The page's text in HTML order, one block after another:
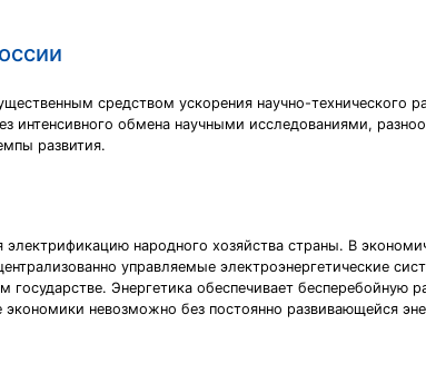
средством ускорения научно-технического
обмена научными исследованиями,
развития.
народного хозяйства страны. В
управляемые электроэнергетические
Энергетика обеспечивает бесперебойную
невозможно без постоянно развивающейся